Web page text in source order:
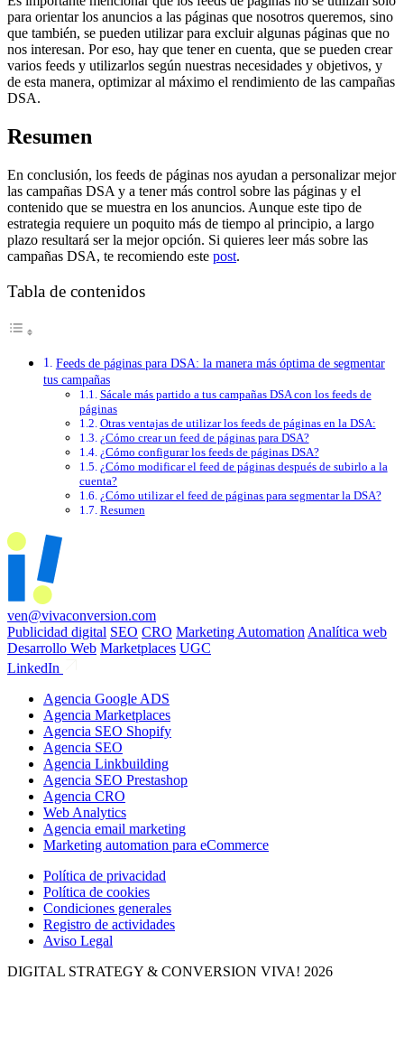
para orientar los anuncios a las páginas que nosotros queremos, sino
que también, se pueden utilizar para excluir algunas páginas que no
nos interesan. Por eso, hay que tener en cuenta, que se pueden crear
varios feeds y utilizarlos según nuestras necesidades y objetivos, y
de esta manera, optimizar al máximo el rendimiento de las campañas
DSA.
Resumen
En conclusión, los feeds de páginas nos ayudan a personalizar mejor
las campañas DSA y a tener más control sobre las páginas y el
contenido que se muestra en los anuncios. Aunque este tipo de
estrategia requiere un poquito más de tiempo al principio, a largo
plazo resultará ser la mejor opción. Si quieres leer más sobre las
campañas DSA, te recomiendo este post.
Tabla de contenidos
Feeds de páginas para DSA: la manera más óptima de segmentar
tus campañas
Sácale más partido a tus campañas DSA con los feeds de
páginas
Otras ventajas de utilizar los feeds de páginas en la DSA:
¿Cómo crear un feed de páginas para DSA?
¿Cómo configurar los feeds de páginas DSA?
¿Cómo modificar el feed de páginas después de subirlo a la
cuenta?
¿Cómo utilizar el feed de páginas para segmentar la DSA?
Resumen
ven@vivaconversion.com
Publicidad digital SEO CRO Marketing Automation Analítica web
Desarrollo Web Marketplaces UGC
LinkedIn
Agencia Google ADS
Agencia Marketplaces
Agencia SEO Shopify
Agencia SEO
Agencia Linkbuilding
Agencia SEO Prestashop
Agencia CRO
Web Analytics
Agencia email marketing
Marketing automation para eCommerce
Política de privacidad
Política de cookies
Condiciones generales
Registro de actividades
Aviso Legal
DIGITAL STRATEGY & CONVERSION VIVA! 2026